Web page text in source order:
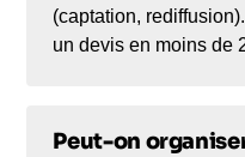
(captation,
un devis en moins de
Peut-on